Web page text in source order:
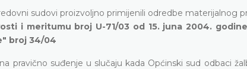
sudovi proizvoljno primijenili odredbe materijalnog
i meritumu broj U-71/03 od 15. juna 2004.
broj 34/04
pravično suđenje u slučaju kada Općinski sud odbaci